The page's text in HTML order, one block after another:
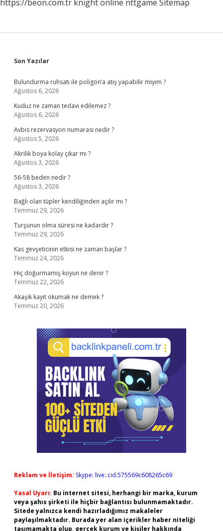
https://beon.com.tr knight online nttgame Sitemap
Sidebar
Son Yazılar
Bulundurma ruhsatı ile poligon’a atış yapabilir miyim ?
Ağustos 6, 2026
Kuduz ne zaman tedavi edilemez ?
Ağustos 6, 2026
Avbis rezervasyon numarası nedir ?
Ağustos 5, 2026
Akrilik boya kolay çıkar mı ?
Ağustos 3, 2026
56-58 beden nedir ?
Ağustos 3, 2026
Bağlı olan tüpler kendiliğinden açılır mı ?
Temmuz 29, 2026
Turşunun olma süresi ne kadardır ?
Temmuz 29, 2026
Kas gevşeticinin etkisi ne zaman başlar ?
Temmuz 24, 2026
Hiç doğurmamış koyun ne denir ?
Temmuz 22, 2026
Akaşik kayıt okumak ne demek ?
Temmuz 20, 2026
Reklam ve İletişim: Skype: live:.cid.575569c608265c69
Yasal Uyarı: Bu internet sitesi, herhangi bir marka, kurum
veya şahıs şirketi ile hiçbir bağlantısı bulunmamaktadır.
Sitede yalnızca kendi hazırladığımız makaleler
paylaşılmaktadır. Burada yer alan içerikler haber niteliği
taşımamakta olup, gerçek kurum ve kişiler hakkında